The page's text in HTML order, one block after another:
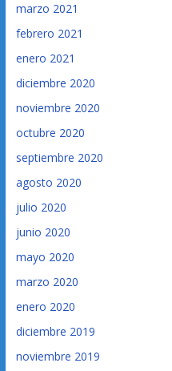
marzo 2021
febrero 2021
enero 2021
diciembre 2020
noviembre 2020
octubre 2020
septiembre 2020
agosto 2020
julio 2020
junio 2020
mayo 2020
marzo 2020
enero 2020
diciembre 2019
noviembre 2019